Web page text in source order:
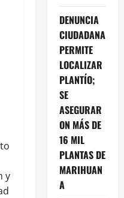
y
DENUNCIA
CIUDADANA
PERMITE
LOCALIZAR
PLANTÍO;
SE
ASEGURAR
ON MÁS DE
16 MIL
PLANTAS DE
MARIHUAN
A